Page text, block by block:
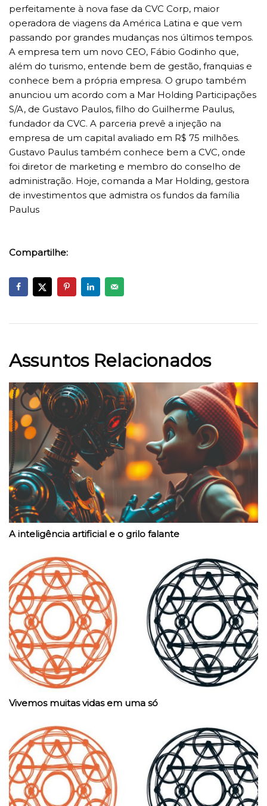
perfeitamente à nova fase da CVC Corp, maior
operadora de viagens da América Latina e que vem
passando por grandes mudanças nos últimos tempos.
A empresa tem um novo CEO, Fábio Godinho que,
além do turismo, entende bem de gestão, franquias e
conhece bem a própria empresa. O grupo também
anunciou um acordo com a Mar Holding Participações
S/A, de Gustavo Paulos, filho do Guilherme Paulus,
fundador da CVC. A parceria prevê a injeção na
empresa de um capital avaliado em R$ 75 milhões.
Gustavo Paulus também conhece bem a CVC, onde
foi diretor de marketing e membro do conselho de
administração. Hoje, comanda a Mar Holding, gestora
de investimentos que admistra os fundos da família
Paulus
Compartilhe:
Assuntos Relacionados
A inteligência artificial e o grilo falante
Vivemos muitas vidas em uma só